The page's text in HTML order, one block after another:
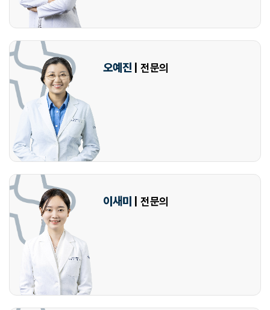
오예진 | 전문의
이새미 | 전문의